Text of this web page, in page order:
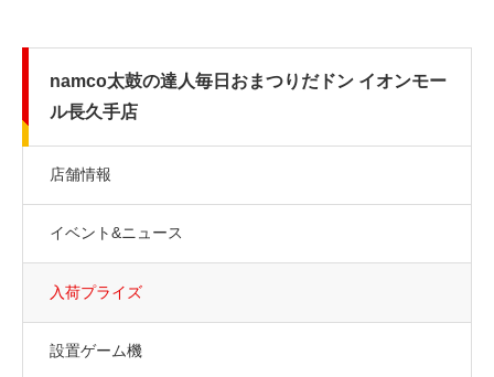
namco太鼓の達人毎日おまつりだドン イオンモー
ル長久手店
店舗情報
イベント&ニュース
入荷プライズ
設置ゲーム機